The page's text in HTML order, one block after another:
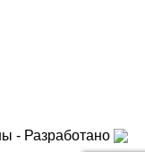
- Разработано